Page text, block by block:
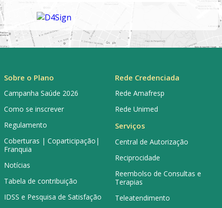
Sobre o Plano
Campanha Saúde 2026
Como se inscrever
Regulamento
Coberturas | Coparticipação|
Franquia
Notícias
Tabela de contribuição
IDSS e Pesquisa de Satisfação
Rede Credenciada
Rede Amafresp
Rede Unimed
Serviços
Central de Autorização
Reciprocidade
Reembolso de Consultas e
Terapias
Teleatendimento